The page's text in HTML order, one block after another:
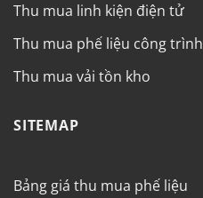
Thu mua linh kiện điện tử
Thu mua phế liệu công trình
Thu mua vải tồn kho
SITEMAP
Bảng giá thu mua phế liệu